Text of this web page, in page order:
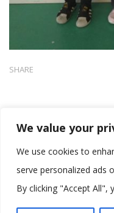
We value your
We use cookies to
serve personalized ads
By clicking "Accept All",
SHARE
Koristimo kolačiće kako
našoj web stranici.
Informacije o